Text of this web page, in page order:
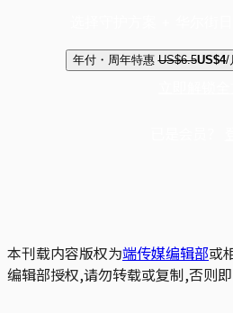
年付・周年特惠 US$6.5US$4/
本刊载内容版权为端传媒编辑部或
编辑部授权,请勿转载或复制,否则即